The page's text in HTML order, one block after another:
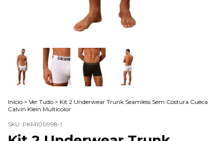
Início > Ver Tudo > Kit 2 Underwear Trunk Seamless Sem Costura Cueca
Calvin Klein Multicolor
SKU: PKM100998-1